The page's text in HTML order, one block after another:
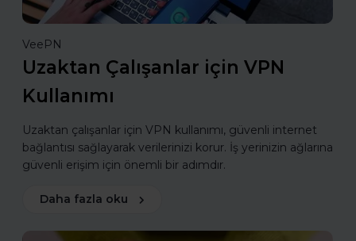
VeePN
Uzaktan Çalışanlar için VPN
Kullanımı
Uzaktan çalışanlar için VPN kullanımı, güvenli internet
bağlantısı sağlayarak verilerinizi korur. İş yerinizin ağlarına
güvenli erişim için önemli bir adımdır.
Daha fazla oku